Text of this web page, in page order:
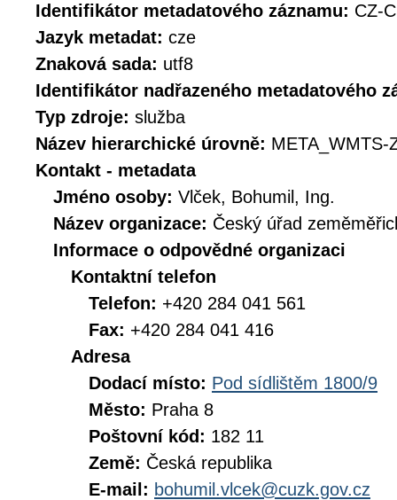
Identifikátor metadatového záznamu: CZ-
Jazyk metadat: cze
Znaková sada: utf8
Identifikátor nadřazeného metadatového
Typ zdroje: služba
Název hierarchické úrovně: META_WMTS-
Kontakt - metadata
Jméno osoby: Vlček, Bohumil, Ing.
Název organizace: Český úřad
Informace o odpovědné organizaci
Kontaktní telefon
Telefon: +420 284 041 561
Fax: +420 284 041 416
Adresa
Dodací místo: Pod sídlištěm 1800/9
Město: Praha 8
Poštovní kód: 182 11
Země: Česká republika
E-mail: bohumil.vlcek@cuzk.gov.cz